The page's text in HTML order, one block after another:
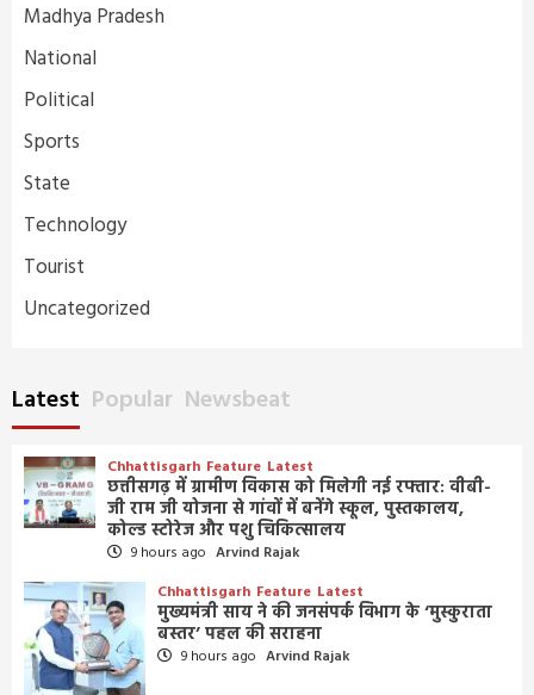
Madhya Pradesh
National
Political
Sports
State
Technology
Tourist
Uncategorized
Latest Popular Newsbeat
Chhattisgarh Feature Latest
छत्तीसगढ़ में ग्रामीण विकास को मिलेगी नई रफ्तार: वीबी-
जी राम जी योजना से गांवों में बनेंगे स्कूल, पुस्तकालय,
कोल्ड स्टोरेज और पशु चिकित्सालय
9 hours ago Arvind Rajak
Chhattisgarh Feature Latest
मुख्यमंत्री साय ने की जनसंपर्क विभाग के ‘मुस्कुराता
बस्तर’ पहल की सराहना
9 hours ago Arvind Rajak